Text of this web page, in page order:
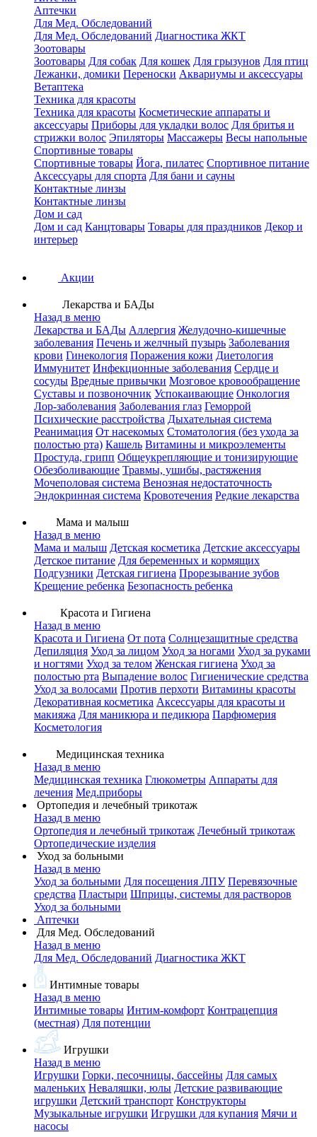
Аптечки
Для Мед. Обследований
Для Мед. Обследований Диагностика ЖКТ
Зоотовары
Зоотовары Для собак Для кошек Для грызунов Для птиц
Лежанки, домики Переноски Аквариумы и аксессуары
Ветаптека
Техника для красоты
Техника для красоты Косметические аппараты и
аксессуары Приборы для укладки волос Для бритья и
стрижки волос Эпиляторы Массажеры Весы напольные
Спортивные товары
Спортивные товары Йога, пилатес Спортивное питание
Аксессуары для спорта Для бани и сауны
Контактные линзы
Контактные линзы
Дом и сад
Дом и сад Канцтовары Товары для праздников Декор и
интерьер
Акции
Лекарства и БАДы
Назад в меню
Лекарства и БАДы Аллергия Желудочно-кишечные
заболевания Печень и желчный пузырь Заболевания
крови Гинекология Поражения кожи Диетология
Иммунитет Инфекционные заболевания Сердце и
сосуды Вредные привычки Мозговое кровообращение
Суставы и позвоночник Успокаивающие Онкология
Лор-заболевания Заболевания глаз Геморрой
Психические расстройства Дыхательная система
Реанимация От насекомых Стоматология (без ухода за
полостью рта) Кашель Витамины и микроэлементы
Простуда, грипп Общеукрепляющие и тонизирующие
Обезболивающие Травмы, ушибы, растяжения
Мочеполовая система Венозная недостаточность
Эндокринная система Кровотечения Редкие лекарства
Мама и малыш
Назад в меню
Мама и малыш Детская косметика Детские аксессуары
Детское питание Для беременных и кормящих
Подгузники Детская гигиена Прорезывание зубов
Крещение ребенка Безопасность ребенка
Красота и Гигиена
Назад в меню
Красота и Гигиена От пота Солнцезащитные средства
Депиляция Уход за лицом Уход за ногами Уход за руками
и ногтями Уход за телом Женская гигиена Уход за
полостью рта Выпадение волос Гигиенические средства
Уход за волосами Против перхоти Витамины красоты
Декоративная косметика Аксессуары для красоты и
макияжа Для маникюра и педикюра Парфюмерия
Косметология
Медицинская техника
Назад в меню
Медицинская техника Глюкометры Аппараты для
лечения Мед.приборы
Ортопедия и лечебный трикотаж
Назад в меню
Ортопедия и лечебный трикотаж Лечебный трикотаж
Ортопедические изделия
Уход за больными
Назад в меню
Уход за больными Для посещения ЛПУ Перевязочные
средства Пластыри Шприцы, системы для растворов
Уход за больными
Аптечки
Для Мед. Обследований
Назад в меню
Для Мед. Обследований Диагностика ЖКТ
Интимные товары
Назад в меню
Интимные товары Интим-комфорт Контрацепция
(местная) Для потенции
Игрушки
Назад в меню
Игрушки Горки, песочницы, бассейны Для самых
маленьких Неваляшки, юлы Детские развивающие
игрушки Детский транспорт Конструкторы
Музыкальные игрушки Игрушки для купания Мячи и
насосы